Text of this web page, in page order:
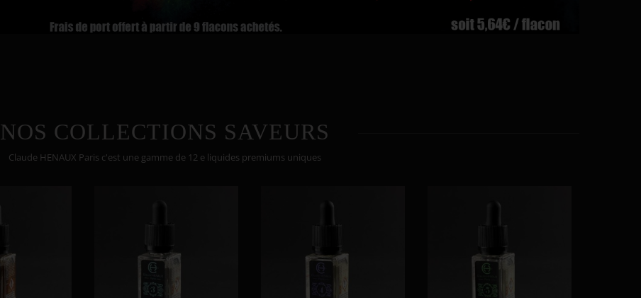
NOS COLLECTIONS SAVEURS
Claude HENAUX Paris c'est une gamme de 12 e liquides premiums uniques